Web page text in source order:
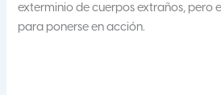
exterminio de cuerpos extraños, pero
para ponerse en acción.